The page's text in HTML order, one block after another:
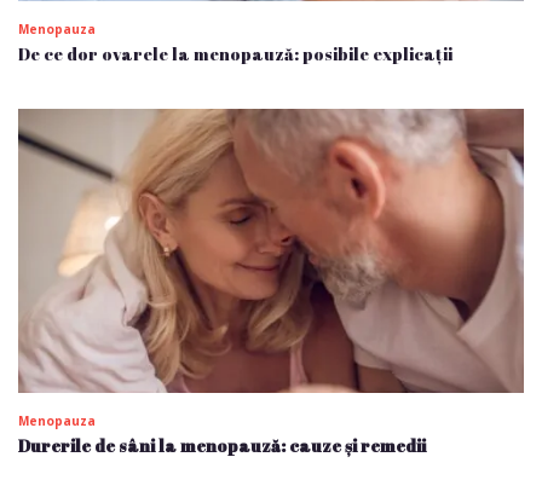
Menopauza
De ce dor ovarele la menopauză: posibile explicații
Menopauza
Durerile de sâni la menopauză: cauze și remedii